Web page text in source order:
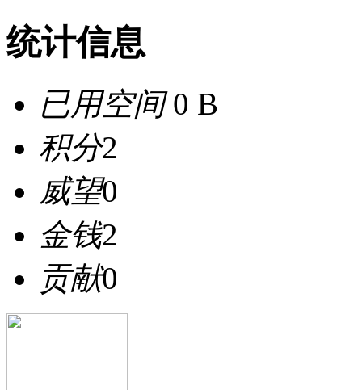
统计信息
已用空间0 B
积分2
威望0
金钱2
贡献0